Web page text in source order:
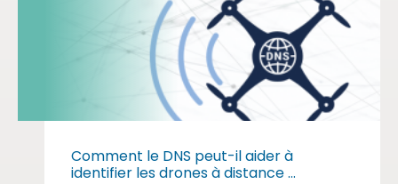
Comment le DNS peut-il aider à
identifier les drones à distance ...